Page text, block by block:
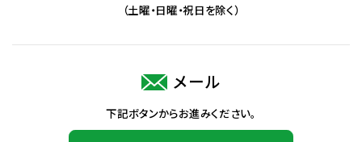
（土曜・日曜・祝日を除く）
メール
下記ボタンからお進みください。